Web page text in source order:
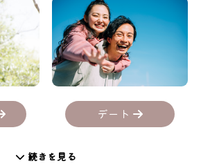
デート
続きを見る